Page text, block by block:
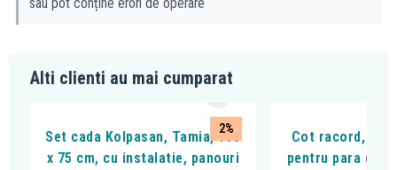
sau pot conține erori de operare
Alti clienti au mai cumparat
2%
Set cada Kolpasan, Tamia, 170
x 75 cm, cu instalatie, panouri
Cot racord,
pentru para de